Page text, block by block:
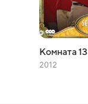
Комната 13
2012